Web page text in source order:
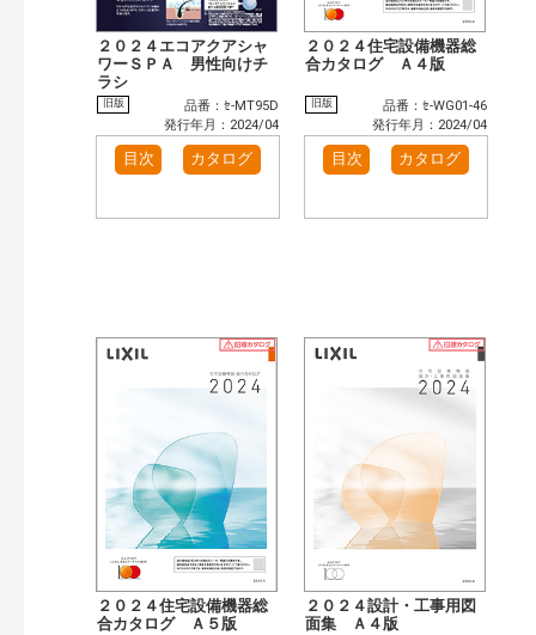
２０２４エコアクアシャ
ワーＳＰＡ 男性向けチ
ラシ
旧版
品番：ｾ-MT95D
発行年月：2024/04
目次 カタログ
２０２４住宅設備機器総
合カタログ Ａ４版
旧版
品番：ｾ-WG01-46
発行年月：2024/04
目次 カタログ
２０２４住宅設備機器総
合カタログ Ａ５版
２０２４設計・工事用図
面集 Ａ４版